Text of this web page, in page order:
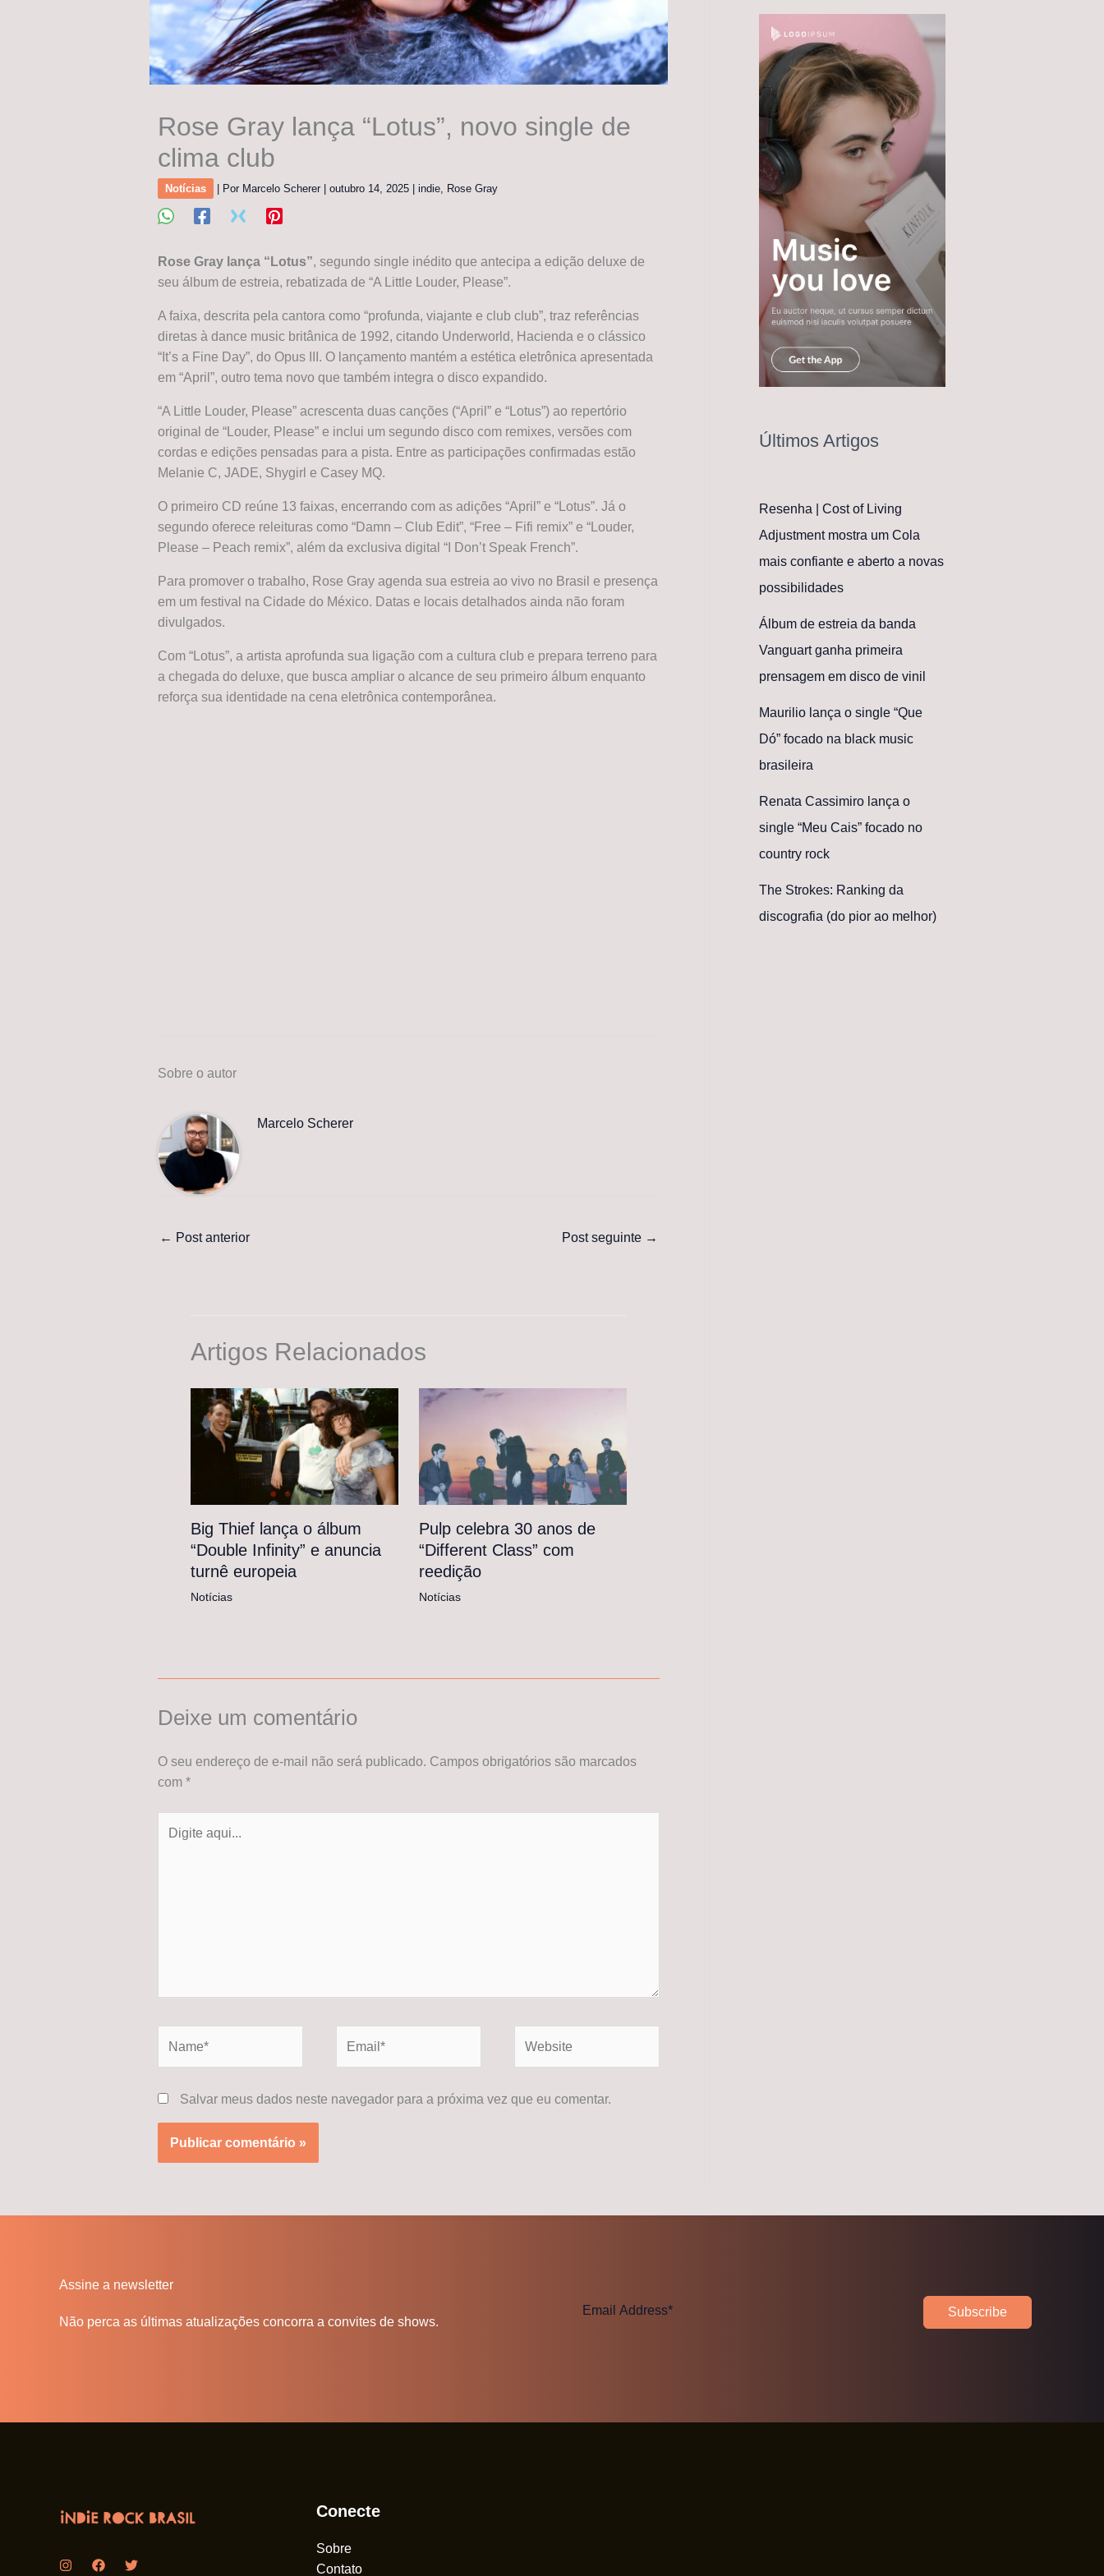
Rose Gray lança “Lotus”, novo single de
clima club
Notícias | Por Marcelo Scherer outubro 14, 2025 indie Rose Gray
Rose Gray lança “Lotus”, segundo single inédito que antecipa a edição deluxe de
seu álbum de estreia, rebatizada de “A Little Louder, Please”.
A faixa, descrita pela cantora como “profunda, viajante e club club”, traz referências
diretas à dance music britânica de 1992, citando Underworld, Hacienda e o clássico
“It’s a Fine Day”, do Opus III. O lançamento mantém a estética eletrônica apresentada
em “April”, outro tema novo que também integra o disco expandido.
“A Little Louder, Please” acrescenta duas canções (“April” e “Lotus”) ao repertório
original de “Louder, Please” e inclui um segundo disco com remixes, versões com
cordas e edições pensadas para a pista. Entre as participações confirmadas estão
Melanie C, JADE, Shygirl e Casey MQ.
O primeiro CD reúne 13 faixas, encerrando com as adições “April” e “Lotus”. Já o
segundo oferece releituras como “Damn – Club Edit”, “Free – Fifi remix” e “Louder,
Please – Peach remix”, além da exclusiva digital “I Don’t Speak French”.
Para promover o trabalho, Rose Gray agenda sua estreia ao vivo no Brasil e presença
em um festival na Cidade do México. Datas e locais detalhados ainda não foram
divulgados.
Com “Lotus”, a artista aprofunda sua ligação com a cultura club e prepara terreno para
a chegada do deluxe, que busca ampliar o alcance de seu primeiro álbum enquanto
reforça sua identidade na cena eletrônica contemporânea.
Sobre o autor
Marcelo Scherer
← Post anterior Post seguinte →
Artigos Relacionados
Big Thief lança o álbum
“Double Infinity” e anuncia
turnê europeia
Notícias
Pulp celebra 30 anos de
“Different Class” com
reedição
Notícias
Deixe um comentário
O seu endereço de e-mail não será publicado. Campos obrigatórios são marcados
com *
aqui...
Salvar meus dados neste navegador para a próxima vez que eu comentar.
Últimos Artigos
Resenha | Cost of Living
Adjustment mostra um Cola
mais confiante e aberto a novas
possibilidades
Álbum de estreia da banda
Vanguart ganha primeira
prensagem em disco de vinil
Maurilio lança o single “Que
Dó” focado na black music
brasileira
Renata Cassimiro lança o
single “Meu Cais” focado no
country rock
The Strokes: Ranking da
discografia (do pior ao melhor)
Assine a newsletter
Não perca as últimas atualizações concorra a convites de shows.
Subscribe
Conecte
Sobre
Contato